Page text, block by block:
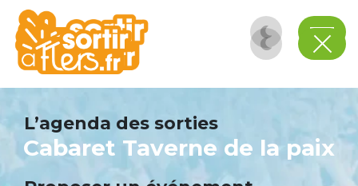
L’agenda des sorties
Cabaret Taverne de la paix
Panneau de gestion des cookies